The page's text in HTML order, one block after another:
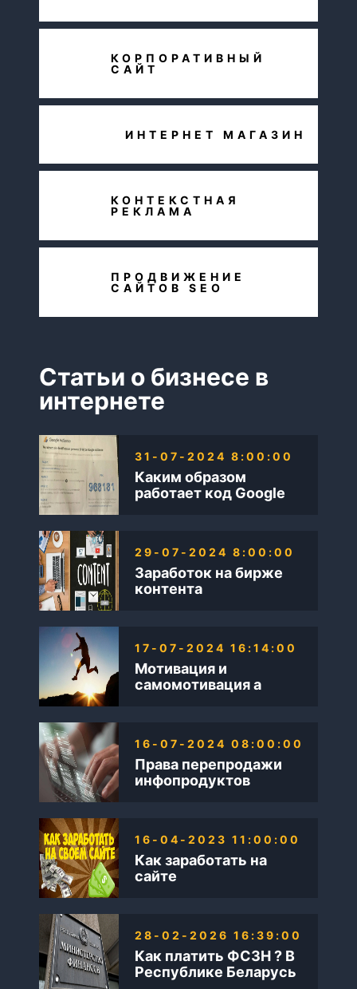
КОРПОРАТИВНЫЙ
САЙТ
ИНТЕРНЕТ МАГАЗИН
КОНТЕКСТНАЯ
РЕКЛАМА
ПРОДВИЖЕНИЕ
САЙТОВ SEO
Статьи о бизнесе в
интернете
Каким образом
работает код Google
31-07-2024 8:00:00
Заработок на бирже
контента
29-07-2024 8:00:00
Мотивация и
самомотивация а
17-07-2024 16:14:00
Права перепродажи
инфопродуктов
16-07-2024 08:00:00
Как заработать на
сайте
16-04-2023 11:00:00
Как платить ФСЗН ? В
Республике Беларусь
28-02-2026 16:39:00